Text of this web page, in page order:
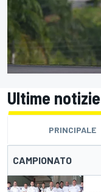
Ultime
PRINCIPALE
CAMPIONATO